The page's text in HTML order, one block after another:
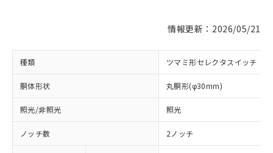
情報更新：2026/05/21
種類 ツマミ形セレクタスイッチ
胴体形状 丸胴形(φ30mm)
照光/非照光 照光
ノッチ数 2ノッチ